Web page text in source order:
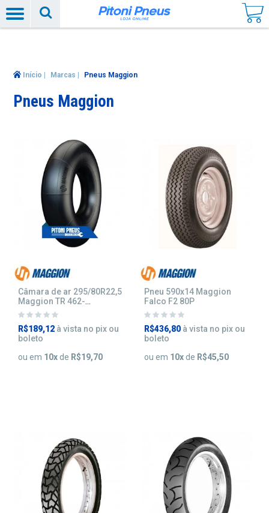
Início Marcas Pneus Maggion
Pneus Maggion
Câmara de ar 295/80R22,5
Maggion TR 462-
Caminhão
R$189,12 à vista no pix ou
boleto
ou em 10x de R$19,70
Pneu 590x14 Maggion
Falco F2 80P
R$436,80 à vista no pix ou
boleto
ou em 10xde R$45,50